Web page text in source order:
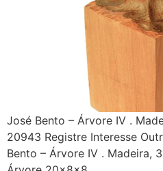
José Bento – Árvore IV .
20943 Registre Interesse
Bento – Árvore IV . Madeira,